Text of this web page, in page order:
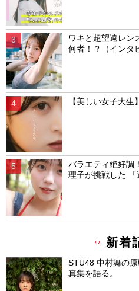
ワキと超望遠レン
何者！？（インタ
【美しい女子大
バラエティ絶好調
理子が挑戦した 「
新着
STU48 中村舞の
真集を語る。